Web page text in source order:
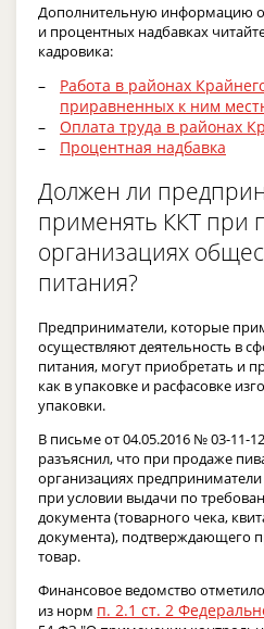
Дополнительную информацию
и процентных надбавках
кадровика:
Работа в районах
приравненных к ним
Оплата труда в районах
Процентная надбавка
Должен ли
применять ККТ при
организациях
питания?
Предприниматели, которые
осуществляют деятельность в
питания, могут приобретать и
как в упаковке и расфасовке
упаковки.
В письме от 04.05.2016 № 03-11-
разъяснил, что при продаже
организациях
при условии выдачи по
документа (товарного чека,
документа), подтверждающего
товар.
Финансовое ведомство
из норм п. 2.1 ст. 2